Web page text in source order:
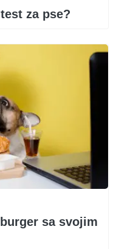
za pse?
sa svojim